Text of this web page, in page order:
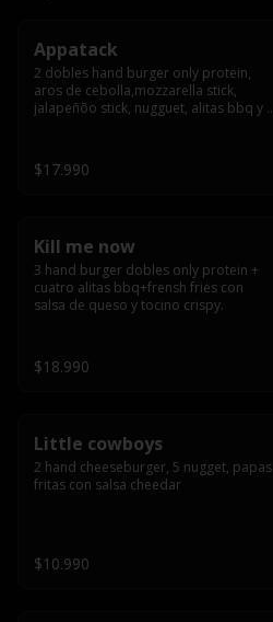
Appatack
2 dobles hand burger only protein,
aros de cebolla,mozzarella stick,
jalapeñõo stick, nugguet, alitas bbq y
$17.990
Kill me now
3 hand burger dobles only protein +
cuatro alitas bbq+frensh fries con
salsa de queso y tocino crispy.
$18.990
Little cowboys
2 hand cheeseburger, 5 nugget, papas
fritas con salsa cheedar
$10.990